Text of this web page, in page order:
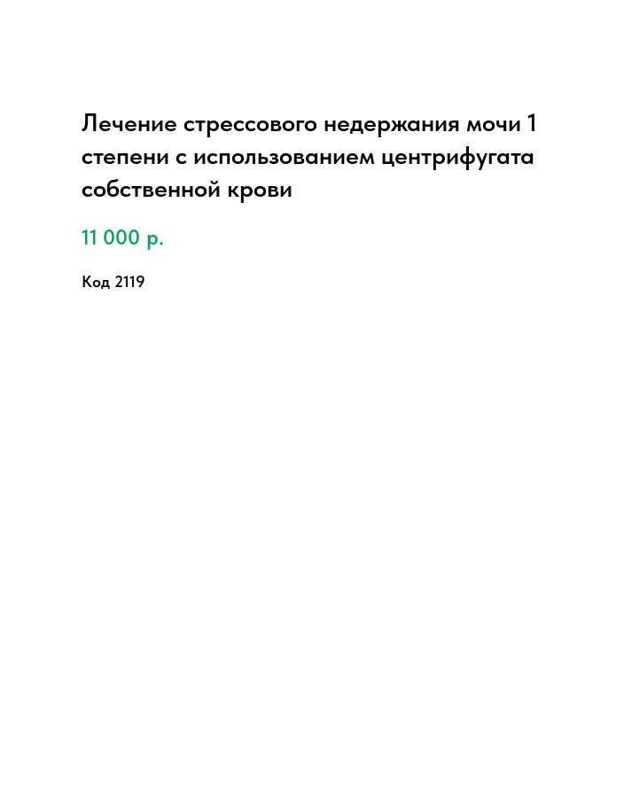
Лечение стрессового недержания мочи 1
степени с использованием центрифугата
собственной крови
11 000 р.
Код 2119